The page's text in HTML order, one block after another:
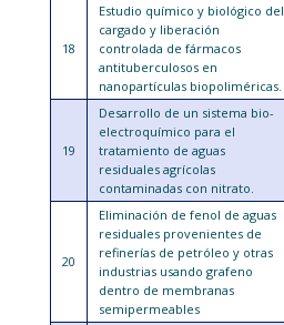
18
Estudio químico y biológico del
cargado y liberación
controlada de fármacos
antituberculosos en
nanopartículas biopoliméricas.
19
Desarrollo de un sistema bio-
electroquímico para el
tratamiento de aguas
residuales agrícolas
contaminadas con nitrato.
20
Eliminación de fenol de aguas
residuales provenientes de
refinerías de petróleo y otras
industrias usando grafeno
dentro de membranas
semipermeables